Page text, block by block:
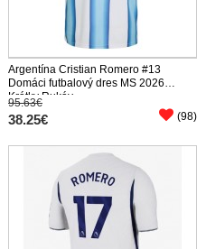
Argentína Cristian Romero #13
Domáci futbalový dres MS 2026
Krátky Rukáv
95.63€
38.25€ (98)